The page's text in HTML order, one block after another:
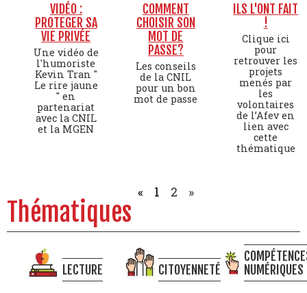
VIDÉO :
PROTEGER SA
VIE PRIVÉE
Une vidéo de
l'humoriste
Kevin Tran "
Le rire jaune
" en
partenariat
avec la CNIL
et la MGEN
COMMENT
CHOISIR SON
MOT DE
PASSE?
Les conseils
de la CNIL
pour un bon
mot de passe
ILS L'ONT FAIT
!
Clique ici
pour
retrouver les
projets
menés par
les
volontaires
de l’Afev en
lien avec
cette
thématique
« 1 2 »
Thématiques
LECTURE CITOYENNETÉ
NUMÉRIQUES